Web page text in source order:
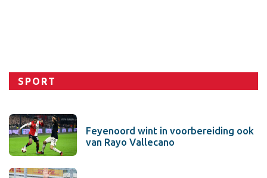
SPORT
Feyenoord wint in voorbereiding ook
van Rayo Vallecano